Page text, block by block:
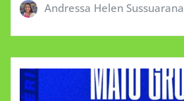
Andressa Helen Sussuarana